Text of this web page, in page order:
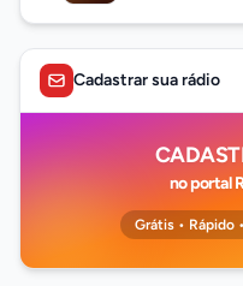
Cadastrar sua rádio
no portal
Grátis • Rápido